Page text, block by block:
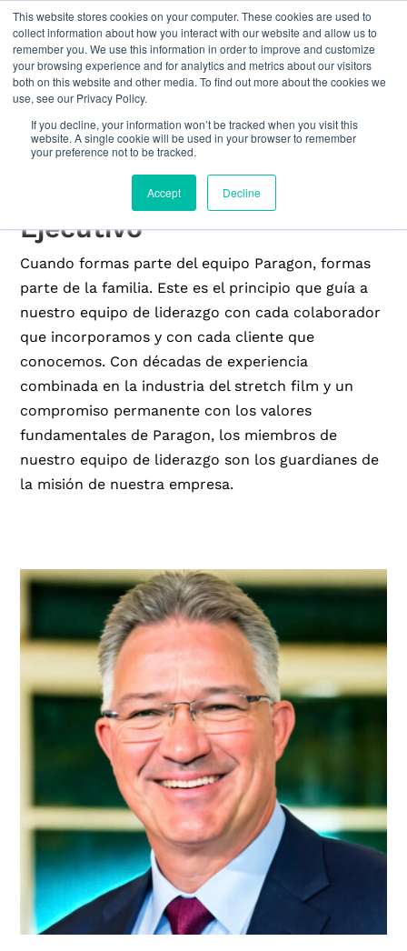
This website stores cookies on your computer. These cookies are used to
collect information about how you interact with our website and allow us to
remember you. We use this information in order to improve and customize
your browsing experience and for analytics and metrics about our visitors
both on this website and other media. To find out more about the cookies we
use, see our Privacy Policy.
If you decline, your information won’t be tracked when you visit this
website. A single cookie will be used in your browser to remember
your preference not to be tracked.
Accept Decline
Equipo de Liderazgo
Ejecutivo
Cuando formas parte del equipo Paragon, formas
parte de la familia. Este es el principio que guía a
nuestro equipo de liderazgo con cada colaborador
que incorporamos y con cada cliente que
conocemos. Con décadas de experiencia
combinada en la industria del stretch film y un
compromiso permanente con los valores
fundamentales de Paragon, los miembros de
nuestro equipo de liderazgo son los guardianes de
la misión de nuestra empresa.